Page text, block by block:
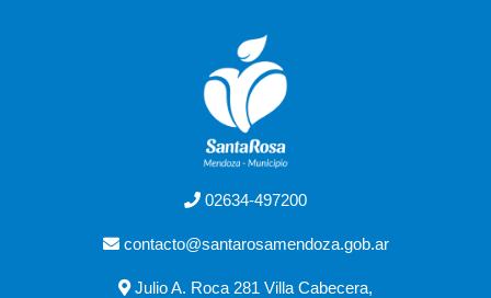
02634-497200
contacto@santarosamendoza.gob.ar
Julio A. Roca 281 Villa Cabecera,